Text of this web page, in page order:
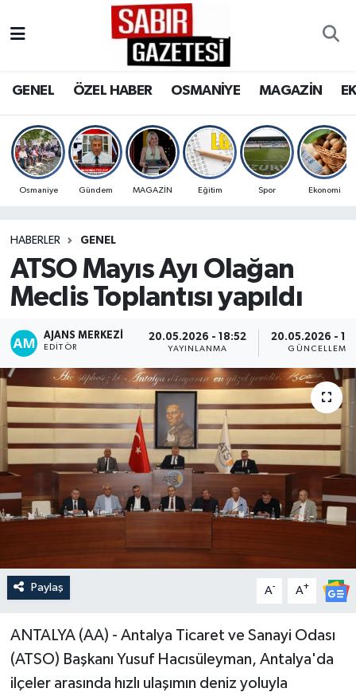
GENEL ÖZEL HABER OSMANİYE MAGAZİN
Osmaniye Gündem MAGAZİN Eğitim Spor Ekonomi
HABERLER GENEL
ATSO Mayıs Ayı Olağan
Meclis Toplantısı yapıldı
AJANS MERKEZI
EDITÖR
20.05.2026 - 18:52
YAYINLANMA
20.05.2026 -
GÜNCELLEME
Paylaş A- A+
ANTALYA (AA) - Antalya Ticaret ve Sanayi Odası
(ATSO) Başkanı Yusuf Hacısüleyman, Antalya'da
ilçeler arasında hızlı ulaşımın deniz yoluyla
OSMANİYE
MAGAZİN
SPOR
RESMİ İLANLAR
Osmaniye Nöbetçi Eczaneler
Osmaniye Trafik Yoğunluk Haritası
Süper Lig Puan Durumu ve Fikstür
Son Dakika Haberleri
Haber Arşivi